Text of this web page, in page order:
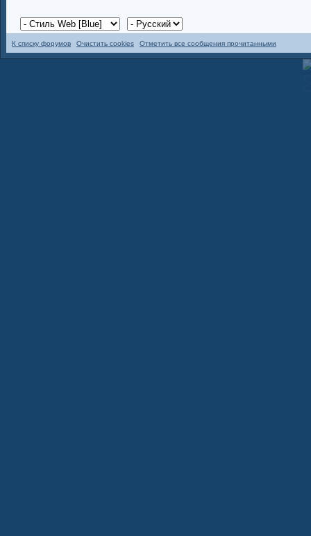
К списку форумов Очистить cookies Отметить все сообщения прочитанными